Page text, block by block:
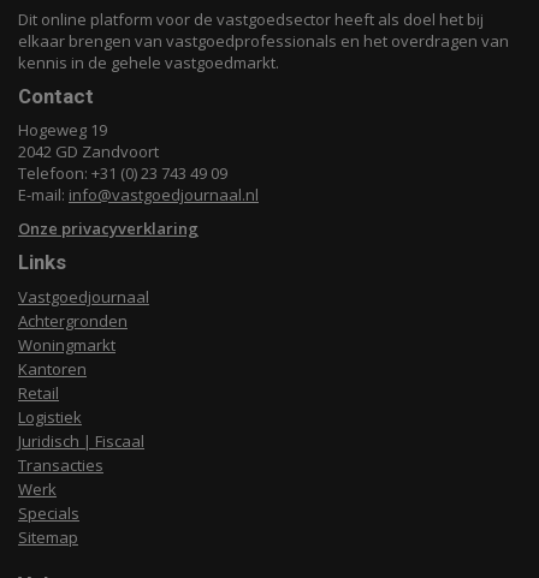
Dit online platform voor de vastgoedsector heeft als doel het bij
elkaar brengen van vastgoedprofessionals en het overdragen van
kennis in de gehele vastgoedmarkt.
Contact
Hogeweg 19
2042 GD Zandvoort
Telefoon: +31 (0) 23 743 49 09
E-mail: info@vastgoedjournaal.nl
Onze privacyverklaring
Links
Vastgoedjournaal
Achtergronden
Woningmarkt
Kantoren
Retail
Logistiek
Juridisch | Fiscaal
Transacties
Werk
Specials
Sitemap